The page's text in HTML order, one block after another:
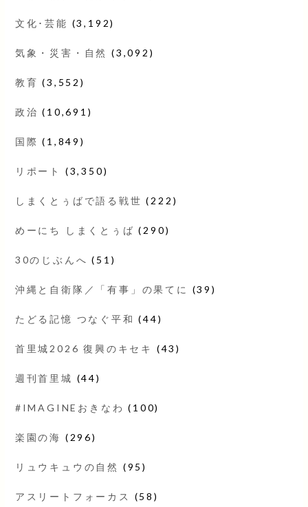
文化･芸能 (3,192)
気象・災害・自然 (3,092)
教育 (3,552)
政治 (10,691)
国際 (1,849)
リポート (3,350)
しまくとぅばで語る戦世 (222)
めーにち しまくとぅば (290)
30のじぶんへ (51)
沖縄と自衛隊／「有事」の果てに (39)
たどる記憶 つなぐ平和 (44)
首里城2026 復興のキセキ (43)
週刊首里城 (44)
#IMAGINEおきなわ (100)
楽園の海 (296)
リュウキュウの自然 (95)
アスリートフォーカス (58)